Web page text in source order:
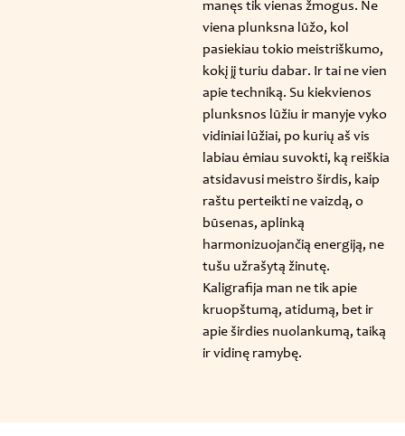
manęs tik vienas žmogus. Ne
viena plunksna lūžo, kol
pasiekiau tokio meistriškumo,
kokį jį turiu dabar. Ir tai ne vien
apie techniką. Su kiekvienos
plunksnos lūžiu ir manyje vyko
vidiniai lūžiai, po kurių aš vis
labiau ėmiau suvokti, ką reiškia
atsidavusi meistro širdis, kaip
raštu perteikti ne vaizdą, o
būsenas, aplinką
harmonizuojančią energiją, ne
tušu užrašytą žinutę.
Kaligrafija man ne tik apie
kruopštumą, atidumą, bet ir
apie širdies nuolankumą, taiką
ir vidinę ramybę.